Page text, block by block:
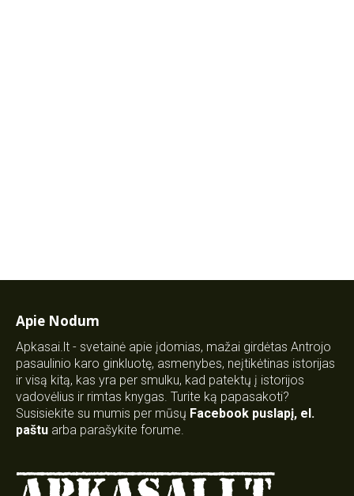
Apie Nodum
Apkasai.lt - svetainė apie įdomias, mažai girdėtas Antrojo
pasaulinio karo ginkluotę, asmenybes, neįtikėtinas istorijas
ir visą kitą, kas yra per smulku, kad patektų į istorijos
vadovėlius ir rimtas knygas. Turite ką papasakoti?
Susisiekite su mumis per mūsų Facebook puslapį, el.
paštu arba parašykite forume.